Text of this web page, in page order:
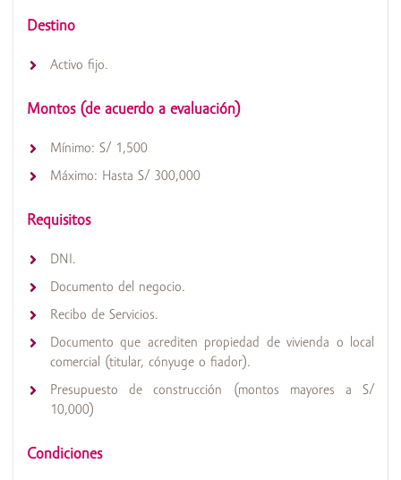
Destino
Activo fijo.
Montos (de acuerdo a evaluación)
Mínimo: S/ 1,500
Máximo: Hasta S/ 300,000
Requisitos
DNI.
Documento del negocio.
Recibo de Servicios.
Documento que acrediten propiedad de vivienda o local
comercial (titular, cónyuge o fiador).
Presupuesto de construcción (montos mayores a S/
10,000)
Condiciones